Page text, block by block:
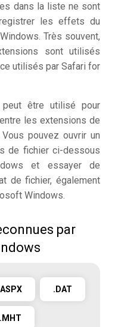
dans la liste ne sont
les effets du
Très souvent,
sont utilisés
utilisés par Safari for
être utilisé pour
les extensions de
pouvez ouvrir un
de fichier ci-dessous
et essayer de
de fichier, également
Windows.
par
.DAT
.MHT